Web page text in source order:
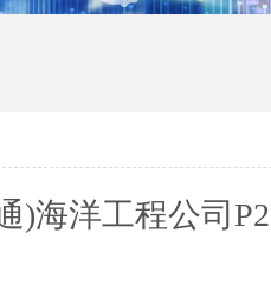
)海洋工程公司